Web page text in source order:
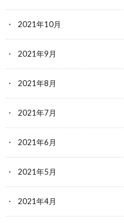
2021年10月
2021年9月
2021年8月
2021年7月
2021年6月
2021年5月
2021年4月